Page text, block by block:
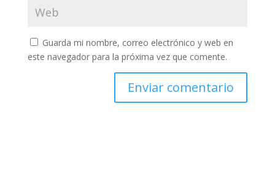
Guarda mi nombre, correo electrónico y web en
este navegador para la próxima vez que comente.